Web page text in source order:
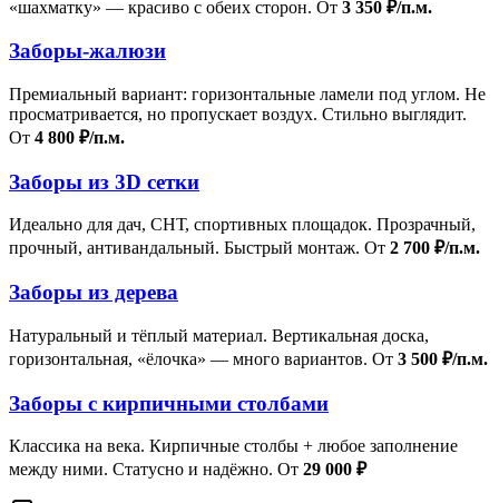
«шахматку» — красиво с обеих сторон. От 3 350 ₽/п.м.
Заборы-жалюзи
Премиальный вариант: горизонтальные ламели под углом. Не
просматривается, но пропускает воздух. Стильно выглядит.
От 4 800 ₽/п.м.
Заборы из 3D сетки
Идеально для дач, СНТ, спортивных площадок. Прозрачный,
прочный, антивандальный. Быстрый монтаж. От 2 700 ₽/п.м.
Заборы из дерева
Натуральный и тёплый материал. Вертикальная доска,
горизонтальная, «ёлочка» — много вариантов. От 3 500 ₽/п.м.
Заборы с кирпичными столбами
Классика на века. Кирпичные столбы + любое заполнение
между ними. Статусно и надёжно. От 29 000 ₽